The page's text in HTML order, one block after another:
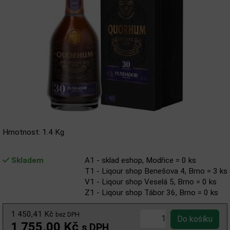
Hmotnost: 1.4 Kg
Skladem
A1 - sklad eshop, Modřice = 0 ks
T1 - Liqour shop Benešova 4, Brno = 3 ks
V1 - Liqour shop Veselá 5, Brno = 0 ks
Z1 - Liqour shop Tábor 36, Brno = 0 ks
1 450,41 Kč bez DPH
1 755,00 Kč